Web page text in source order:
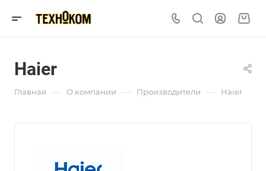
Haier
Главная — О компании — Производители — Haier